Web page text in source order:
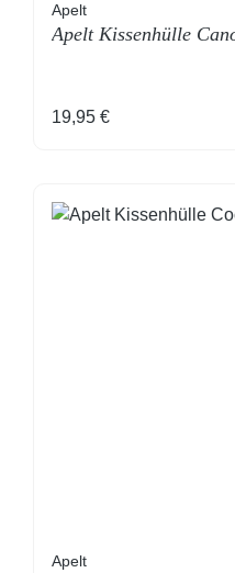
Apelt
Apelt Kissenhülle
Regulärer Preis:
19,95 €
Apelt